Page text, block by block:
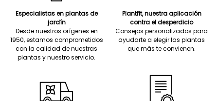
Especialistas en plantas de
jardín
Desde nuestros orígenes en
1950, estamos comprometidos
con la calidad de nuestras
plantas y nuestro servicio.
Plantfit, nuestra aplicación
contra el desperdicio
Consejos personalizados para
ayudarte a elegir las plantas
que más te convienen.